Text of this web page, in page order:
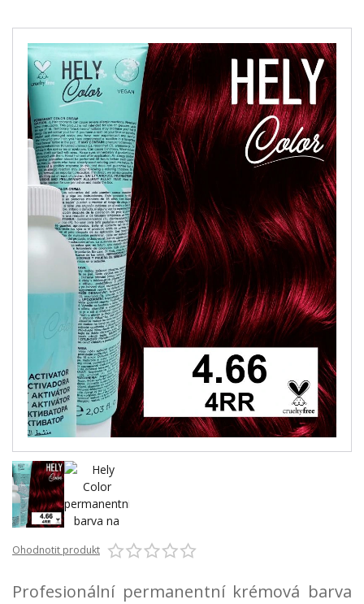
Ohodnotit produkt
Profesionální permanentní krémová barva